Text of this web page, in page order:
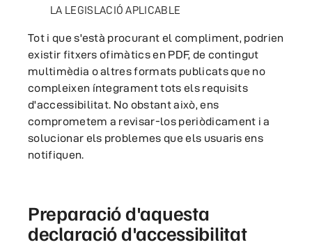
LA LEGISLACIÓ APLICABLE
Tot i que s'està procurant el compliment, podrien
existir fitxers ofimàtics en PDF, de contingut
multimèdia o altres formats publicats que no
compleixen íntegrament tots els requisits
d'accessibilitat. No obstant això, ens
comprometem a revisar-los periòdicament i a
solucionar els problemes que els usuaris ens
notifiquen.
Preparació d'aquesta
declaració d'accessibilitat